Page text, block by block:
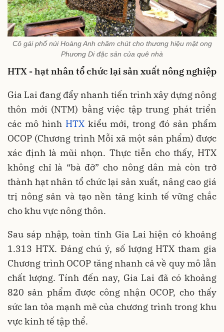
Cô gái phố núi Hoàng Anh chăm chút cho thương hiệu mật ong
Phương Di đặc sản của quê nhà
HTX - hạt nhân tổ chức lại sản xuất nông nghiệp
Gia Lai đang đẩy nhanh tiến trình xây dựng nông
thôn mới (NTM) bằng việc tập trung phát triển
các mô hình HTXkiểu mới, trong đó sản phẩm
OCOP (Chương trình Mỗi xã một sản phẩm) được
xác định là mũi nhọn. Thực tiễn cho thấy, HTX
không chỉ là “bà đỡ” cho nông dân mà còn trở
thành hạt nhân tổ chức lại sản xuất, nâng cao giá
trị nông sản và tạo nền tảng kinh tế vững chắc
cho khu vực nông thôn.
Sau sáp nhập, toàn tỉnh Gia Lai hiện có khoảng
1.313 HTX. Đáng chú ý, số lượng HTX tham gia
Chương trình OCOP tăng nhanh cả về quy mô lẫn
chất lượng. Tính đến nay, Gia Lai đã có khoảng
820 sản phẩm được công nhận OCOP, cho thấy
sức lan tỏa mạnh mẽ của chương trình trong khu
vực kinh tế tập thể.